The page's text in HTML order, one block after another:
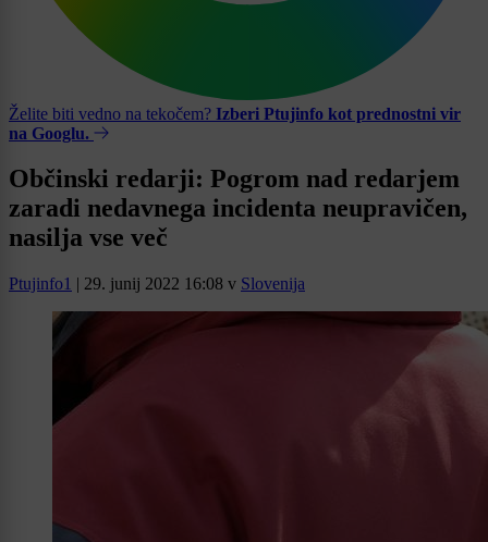
Želite biti vedno na tekočem? Izberi Ptujinfo kot prednostni vir
na Googlu.
Občinski redarji: Pogrom nad redarjem
zaradi nedavnega incidenta neupravičen,
nasilja vse več
Ptujinfo1 | 29. junij 2022 16:08 v Slovenija